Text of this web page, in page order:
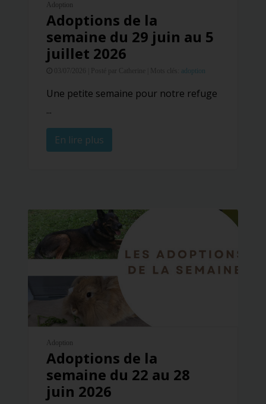
Adoption
Adoptions de la
semaine du 29 juin au 5
juillet 2026
Posté par Catherine | adoption
Une petite semaine pour notre refuge
...
En lire plus
Adoption
Adoptions de la
semaine du 22 au 28
juin 2026